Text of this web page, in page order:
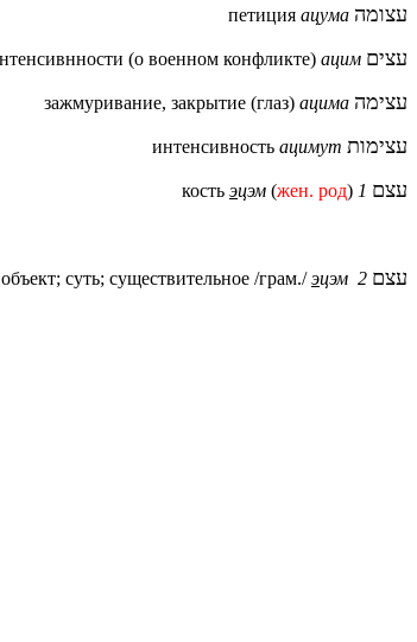
петиция ацума עצומה
(о военном конфликте) ацим עצים
зажмуривание, закрытие (глаз) ацима עצימה
интенсивность ацимут עצימות
кость эцэм (жен. род) 1 עצם
суть; существительное /грам./эцэм 2 עצם